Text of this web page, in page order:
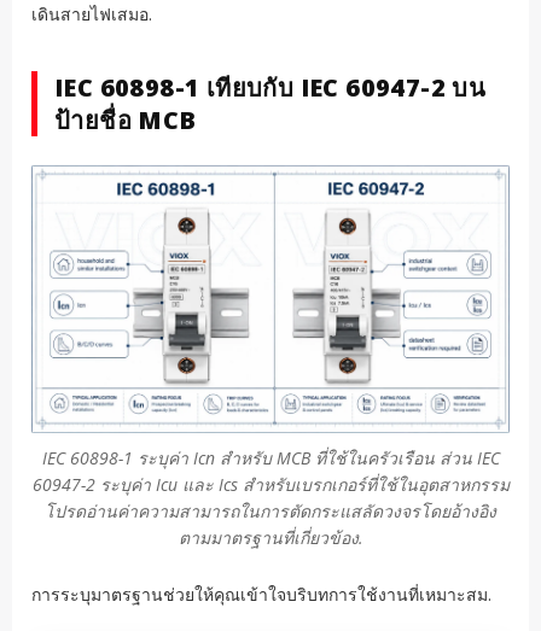
เดินสายไฟเสมอ.
IEC 60898-1 เทียบกับ IEC 60947-2 บน
ป้ายชื่อ MCB
IEC 60898-1 ระบุค่า Icn สำหรับ MCB ที่ใช้ในครัวเรือน ส่วน IEC
60947-2 ระบุค่า Icu และ Ics สำหรับเบรกเกอร์ที่ใช้ในอุตสาหกรรม
โปรดอ่านค่าความสามารถในการตัดกระแสลัดวงจรโดยอ้างอิง
ตามมาตรฐานที่เกี่ยวข้อง.
การระบุมาตรฐานช่วยให้คุณเข้าใจบริบทการใช้งานที่เหมาะสม.